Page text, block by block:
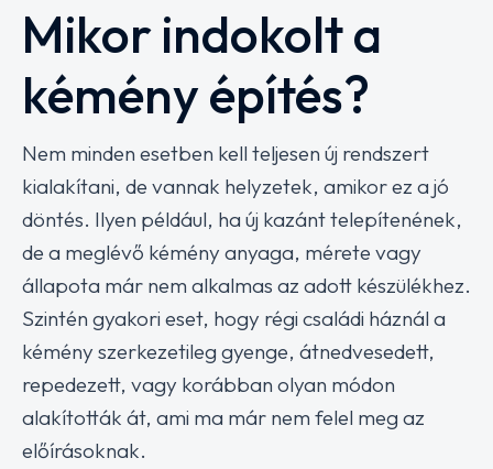
Mikor indokolt a
kémény építés?
Nem minden esetben kell teljesen új rendszert
kialakítani, de vannak helyzetek, amikor ez a jó
döntés. Ilyen például, ha új kazánt telepítenének,
de a meglévő kémény anyaga, mérete vagy
állapota már nem alkalmas az adott készülékhez.
Szintén gyakori eset, hogy régi családi háznál a
kémény szerkezetileg gyenge, átnedvesedett,
repedezett, vagy korábban olyan módon
alakították át, ami ma már nem felel meg az
előírásoknak.